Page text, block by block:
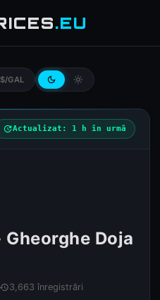
.EU
$/GAL dark_mode light_mode
updateActualizat: 1 h în urmă
Doja
history3,663 înregistrări